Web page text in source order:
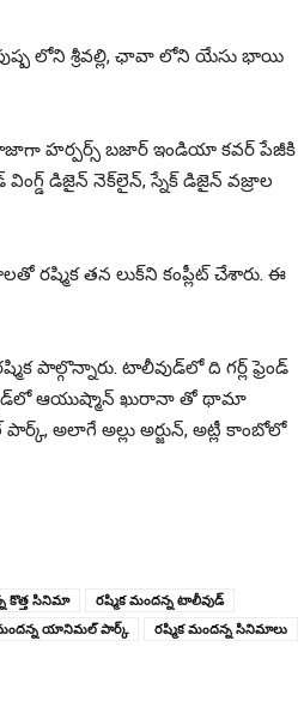
పుష్ప లోని శ్రీవల్లి, ఛావా లోని యేసు భాయి
తాజాగా హర్పర్స్ బజార్ ఇండియా కవర్ పేజీకి
డిజైన్ నెక్‌లైన్, స్నేక్ డిజైన్ వజ్రాల
రష్మిక తన లుక్‌ని కంప్లీట్ చేశారు. ఈ
టాలీవుడ్‌లో ది గర్ల్ ఫ్రెండ్
ఆయుష్మాన్ ఖురానా తో థామా
అలాగే అల్లు అర్జున్, అట్లీ కాంబోలో
కొత్త సినిమా
రష్మిక మందన్న టాలీవుడ్
మందన్న యానిమల్ పార్క్
రష్మిక మందన్న సినిమాలు